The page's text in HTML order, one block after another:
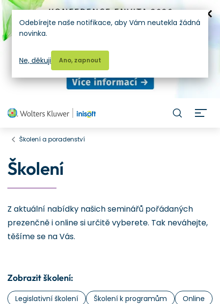
Školení a poradenství
Školení
Z aktuální nabídky našich seminářů pořádaných
prezenčně i online si určitě vyberete. Tak neváhejte,
těšíme se na Vás.
Zobrazit školení:
Legislativní školení Školení k programům
Online
Odebírejte naše notifikace, aby Vám neutekla žádná
novinka.
Ano, zapnout
Ne, děkuji